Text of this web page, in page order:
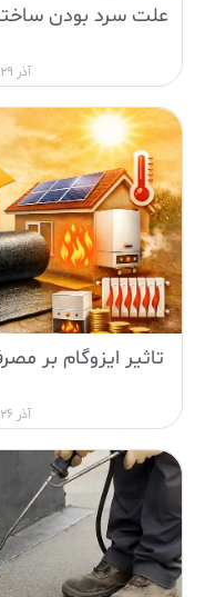
علت سرد بودن
آذر 29, 1404
تاثیر ایزوگام بر
آذر 26, 1404